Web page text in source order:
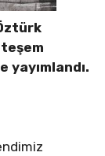
yayımlandı.